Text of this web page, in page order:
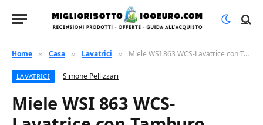
Home » Casa » Lavatrici » Miele WSI 863 WCS-Lavatrice con Tamburo Delicato Review
LAVATRICI Simone Pellizzari
Miele WSI 863 WCS-